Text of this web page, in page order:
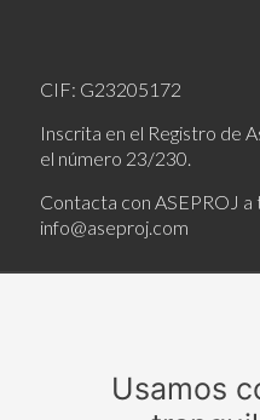
CIF: G23205172
Inscrita en el Registro de
el número 23/230.
Contacta con ASEPROJ
info@aseproj.com
Agencia Tributaria Aldea Quintana
Usamos